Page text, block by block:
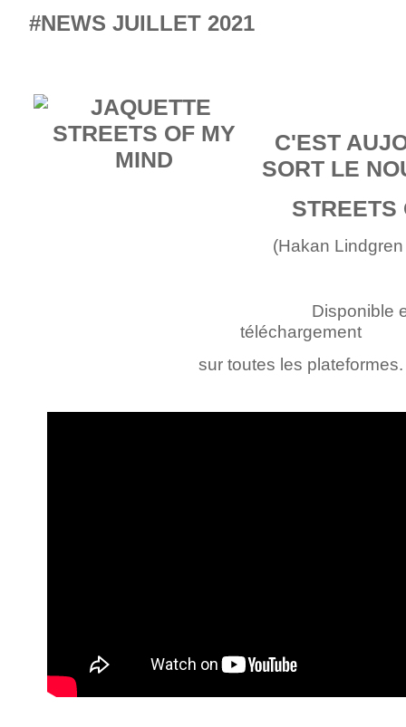
#NEWS JUILLET 2021
C'EST
SORT LE
STREETS
(Hakan
Disponible
téléchargement
sur toutes les plateformes.